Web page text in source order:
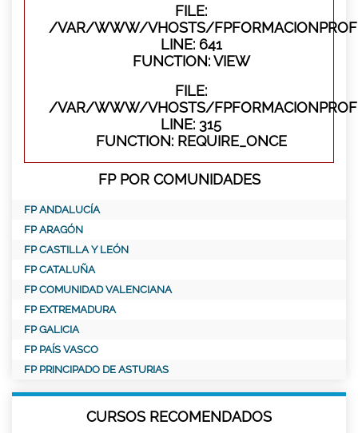
FILE:
/VAR/WWW/VHOSTS/
LINE: 641
FUNCTION: VIEW
FILE:
/VAR/WWW/VHOSTS/
LINE: 315
FUNCTION: REQUIRE_ONCE
FP POR COMUNIDADES
FP ANDALUCÍA
FP ARAGÓN
FP CASTILLA Y LEÓN
FP CATALUÑA
FP COMUNIDAD VALENCIANA
FP EXTREMADURA
FP GALICIA
FP PAÍS VASCO
FP PRINCIPADO DE ASTURIAS
CURSOS RECOMENDADOS